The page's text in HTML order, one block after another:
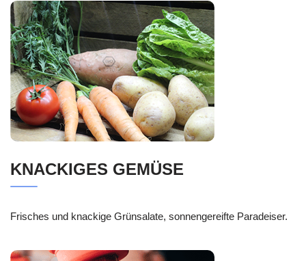
KNACKIGES GEMÜSE
Frisches und knackige Grünsalate, sonnengereifte Paradeiser.